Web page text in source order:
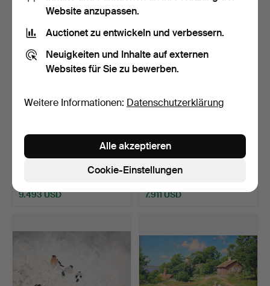
Ausgewähltes
DAVID KLÖCKER
EHRENSTRAHL (1628-
9.493 USD
531.JOHAN KROUTHÉN.
Hof mit pickenden
Hühnern.
7.911 USD
Website anzupassen.
Auctionet zu entwickeln und verbessern.
Neuigkeiten und Inhalte auf externen
Websites für Sie zu bewerben.
Weitere Informationen: Datenschutzerklärung
Cookie-Einstellungen
Alle akzeptieren